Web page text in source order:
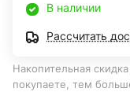
В наличии
Рассчитать
Накопительная
покупаете, тем